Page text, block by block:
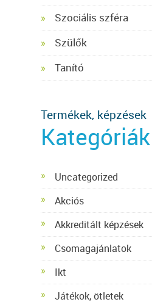
Szociális szféra
Szülők
Tanító
Termékek, képzések
Kategóriák
Uncategorized
Akciós
Akkreditált képzések
Csomagajánlatok
Ikt
Játékok, ötletek